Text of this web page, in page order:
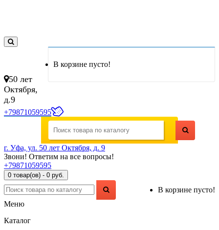
В корзине пусто!
50 лет
Октября,
д.9
+79871059595
г. Уфа, ул. 50 лет Октября, д. 9
Звони! Ответим на все вопросы!
+79871059595
0 товар(ов) - 0 руб.
В корзине пусто!
Меню
Каталог